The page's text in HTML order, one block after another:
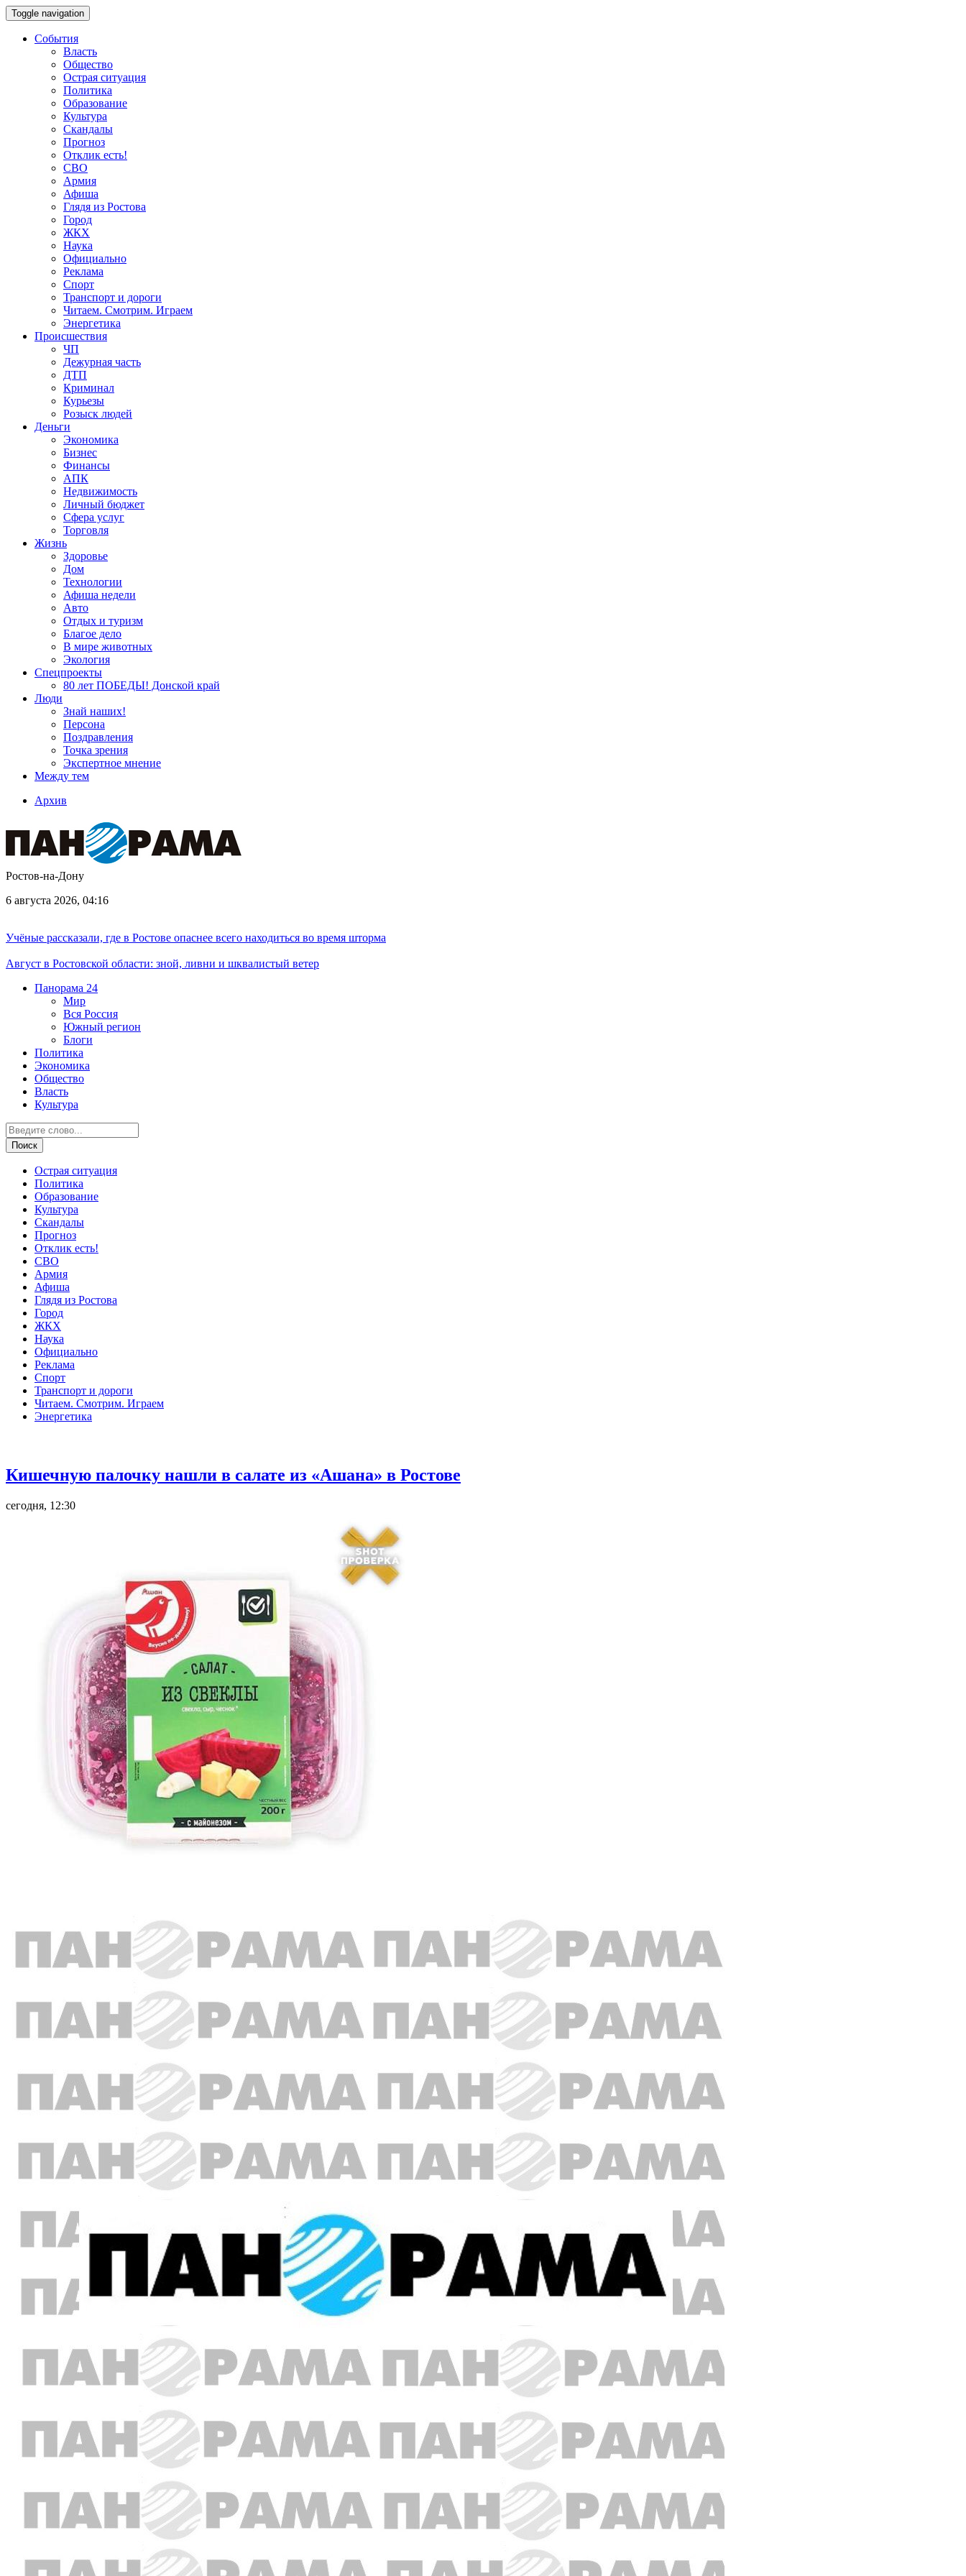
Toggle navigation
События
Власть
Общество
Острая ситуация
Политика
Образование
Культура
Скандалы
Прогноз
Отклик есть!
СВО
Армия
Афиша
Глядя из Ростова
Город
ЖКХ
Наука
Официально
Реклама
Спорт
Транспорт и дороги
Читаем. Смотрим. Играем
Энергетика
Происшествия
ЧП
Дежурная часть
ДТП
Криминал
Курьезы
Розыск людей
Деньги
Экономика
Бизнес
Финансы
АПК
Недвижимость
Личный бюджет
Сфера услуг
Торговля
Жизнь
Здоровье
Дом
Технологии
Афиша недели
Авто
Отдых и туризм
Благое дело
В мире животных
Экология
Спецпроекты
80 лет ПОБЕДЫ! Донской край
Люди
Знай наших!
Персона
Поздравления
Точка зрения
Экспертное мнение
Между тем
Архив
Ростов-на-Дону
6 августа 2026, 04:16
Учёные рассказали, где в Ростове опаснее всего находиться во время шторма
Август в Ростовской области: зной, ливни и шквалистый ветер
Панорама 24
Мир
Вся Россия
Южный регион
Блоги
Политика
Экономика
Общество
Власть
Культура
Острая ситуация
Политика
Образование
Культура
Скандалы
Прогноз
Отклик есть!
СВО
Армия
Афиша
Глядя из Ростова
Город
ЖКХ
Наука
Официально
Реклама
Спорт
Транспорт и дороги
Читаем. Смотрим. Играем
Энергетика
Кишечную палочку нашли в салате из «Ашана» в Ростове
сегодня, 12:30